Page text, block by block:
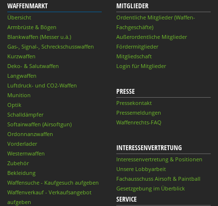
WAFFENMARKT
Übersicht
Armbrüste & Bögen
Blankwaffen (Messer u.ä.)
Gas-, Signal-, Schreckschusswaffen
Kurzwaffen
Deko- & Salutwaffen
Langwaffen
Luftdruck- und CO2-Waffen
Munition
Optik
Schalldämpfer
Softairwaffen (Airsoftgun)
Ordonnanzwaffen
Vorderlader
Westernwaffen
Zubehör
Bekleidung
Waffensuche - Kaufgesuch aufgeben
Waffenverkauf - Verkaufsangebot
aufgeben
MITGLIEDER
Ordentliche Mitglieder (Waffen-
Fachgeschäfte)
Außerordentliche Mitglieder
Fördermitglieder
Mitgliedschaft
Login für Mitglieder
PRESSE
Pressekontakt
Pressemeldungen
Waffenrechts-FAQ
INTERESSENVERTRETUNG
Interessenvertretung & Positionen
Unsere Lobbyarbeit
Fachausschuss Airsoft & Paintball
Gesetzgebung im Überblick
SERVICE